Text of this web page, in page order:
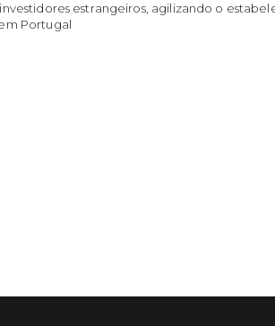
estrangeiros, agilizando o
Portugal